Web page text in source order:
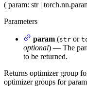
( param: str |
Parameters
param (str or
optional) — The
to be returned.
Returns optimizer group
optimizer groups for